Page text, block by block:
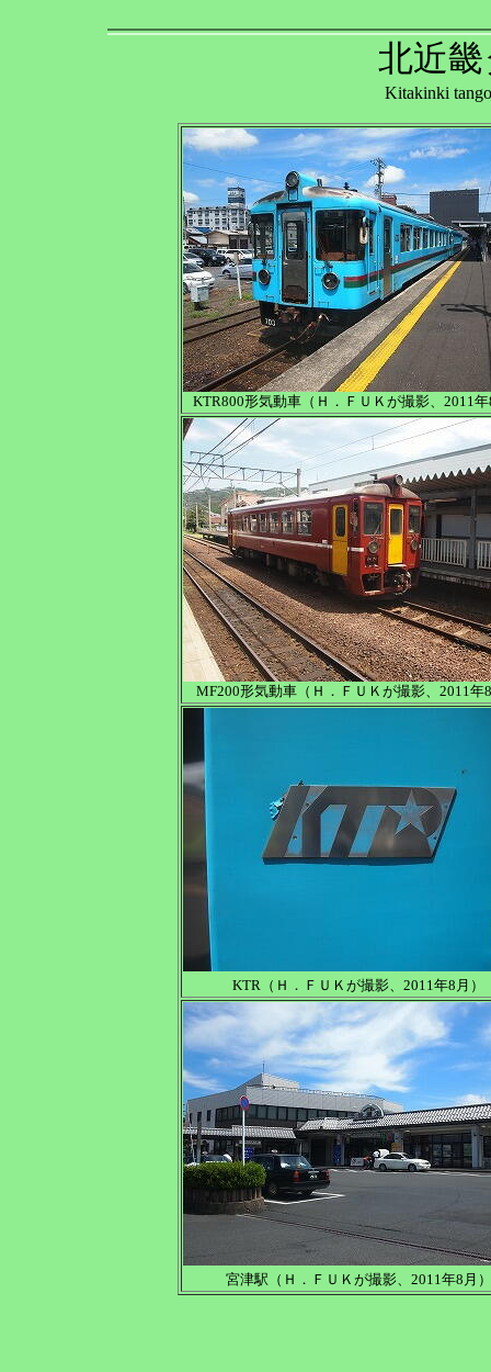
北近
Kitakinki
KTR800形気動車（Ｈ．ＦＵＫが撮影、2011
MF200形気動車（Ｈ．ＦＵＫが撮影、2011年
KTR（Ｈ．ＦＵＫが撮影、2011年8月）
宮津駅（Ｈ．ＦＵＫが撮影、2011年8月）